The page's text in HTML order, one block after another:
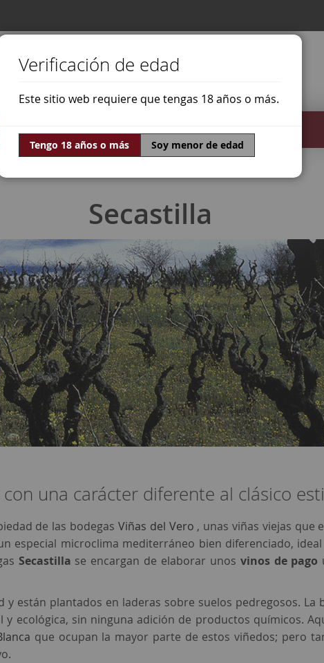
Ofertas Mundo Vino
Secastilla
una carácter diferente al clásico
de las bodegas Viñas del Vero , unas viñas viejas que
especial microclima mediterráneo bien diferenciado,
Secastilla se encargan de elaborar unos vinos de pago
están plantados en laderas sobre suelos pedregosos. La
ecológica, sin ninguna adición de productos químicos.
que ocupan la mayor parte de estos viñedos; pero
Verificación de edad
Este sitio web requiere que tengas 18 años o más.
Tengo 18 años o más Soy menor de edad